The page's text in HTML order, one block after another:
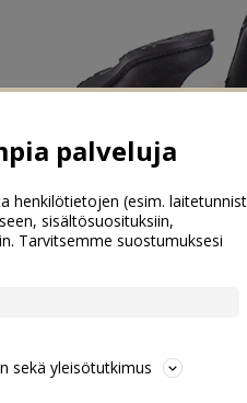
palveluja
henkilötietojen (esim.
sisältösuosituksiin,
Tarvitsemme suostumuksesi
sekä yleisötutkimus